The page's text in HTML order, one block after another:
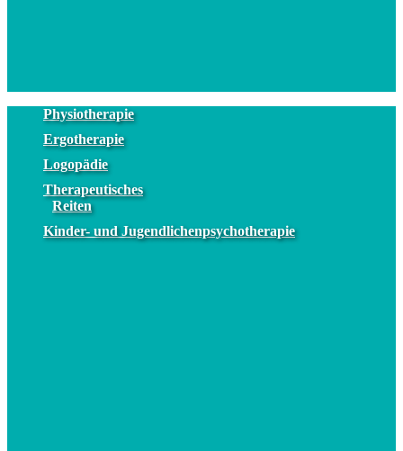
Physiotherapie
Ergotherapie
Logopädie
Therapeutisches
Reiten
Kinder- und Jugendlichenpsychotherapie